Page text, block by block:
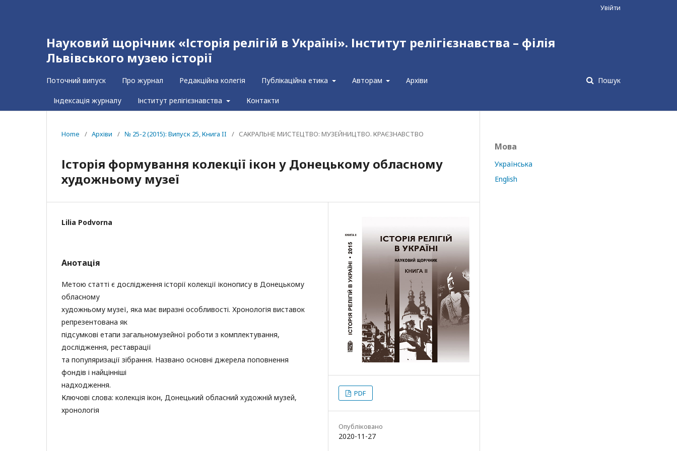
Науковий щорічник «Історія релігій в Україні». Інститут релігієзнавства – філія
Львівського музею історії
Поточний випуск Про журнал Редакційна колегія Публікаційна етика Авторам Архіви
Індексація журналу Інститут релігієзнавства Контакти
Пошук
Увійти
Home / Архіви / № 25-2 (2015): Випуск 25, Книга II / САКРАЛЬНЕ МИСТЕЦТВО: МУЗЕЙНИЦТВО. КРАЄЗНАВСТВО
Історія формування колекції ікон у Донецькому обласному
художньому музеї
Lilia Podvorna
Анотація
Метою статті є дослідження історії колекції іконопису в Донецькому
обласному
художньому музеї, яка має виразні особливості. Хронологія виставок
репрезентована як
підсумкові етапи загальномузейної роботи з комплектування,
дослідження, реставрації
та популяризації зібрання. Названо основні джерела поповнення
фондів і найцінніші
надходження.
Ключові слова: колекція ікон, Донецький обласний художній музей,
хронологія
PDF
Опубліковано
2020-11-27
Мова
Українська
English